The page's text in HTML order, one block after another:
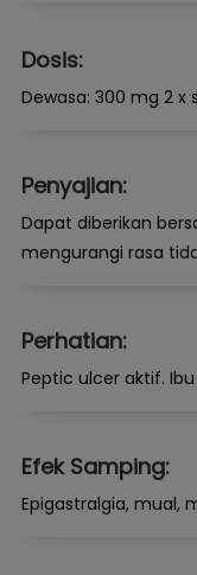
Dosis:
Dewasa: 300 mg 2 x
Penyajian:
Dapat diberikan
mengurangi rasa
Perhatian:
Peptic ulcer aktif.
Efek Samping:
Epigastralgia, mual,